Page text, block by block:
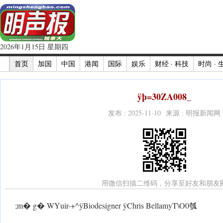
2026年1月15日 星期四
首页
加国 中国 港闻 国际 娱乐 财经 · 科技 时尚 ·
ÿþ=30ZA008_
发布 : 2025-11-10 来源 : 明报新闻网
用微信扫描二维码，分享至好友和朋友
;m� g� WYuir-+^ÿBiodesigner ÿChris BellamyT\O0瓠